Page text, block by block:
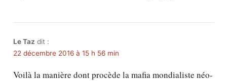
Le Taz dit :
22 décembre 2016 à 15 h 56 min
Voilà la manière dont procède la mafia mondialiste néo-